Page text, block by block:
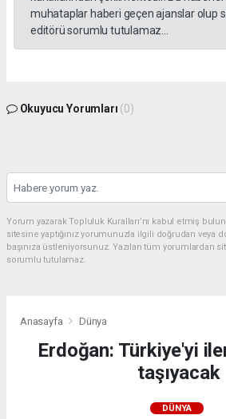
muhataplar haberi geçen ajanslar olup
editörü sorumlu tutulamaz...
Okuyucu Yorumları (0)
Yorum yazarak Topluluk Kuralları’nı kabul etmiş
sitesine yaptığınız yorumunuzla ilgili doğrudan veya
başınıza üstleniyorsunuz. Yazılan tüm yorumlardan
sorumlu tutulamaz.
Anasayfa Dünya
Erdoğan: Türkiye'yi
taşıyacak
DÜNYA